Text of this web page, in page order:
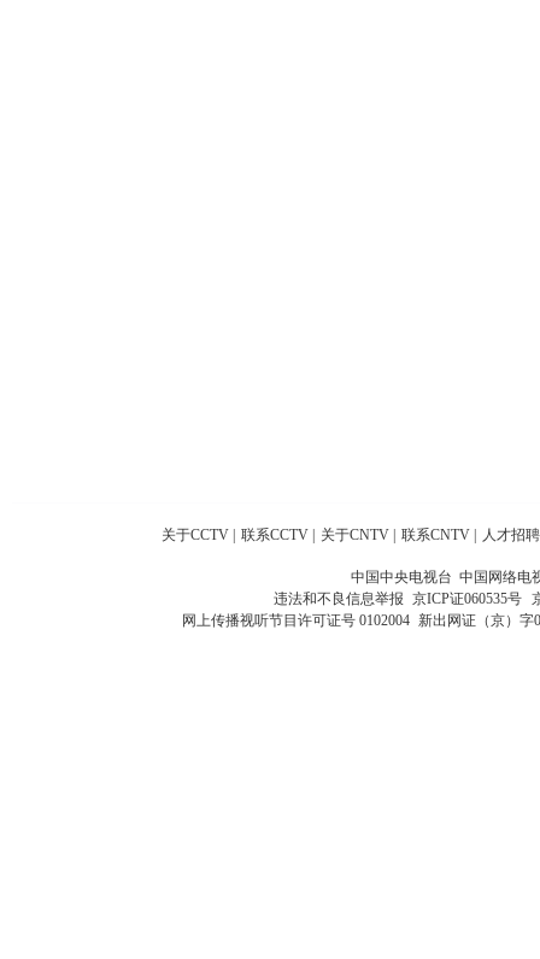
关于CCTV 联系CCTV 关于CNTV 联系CNTV 人才招聘
中国中央电视台 中国网络电
违法和不良信息举报 京ICP证060535号
网上传播视听节目许可证号 0102004 新出网证（京）